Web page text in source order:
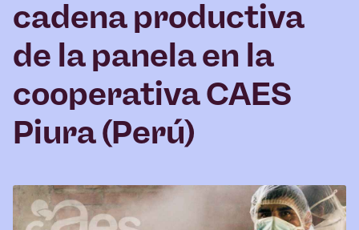
cadena productiva
de la panela en la
cooperativa CAES
Piura (Perú)